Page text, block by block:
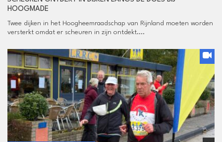
HOOGMADE
Twee dijken in het Hoogheemraadschap van Rijnland moeten worden
versterkt omdat er scheuren in zijn ontdekt....